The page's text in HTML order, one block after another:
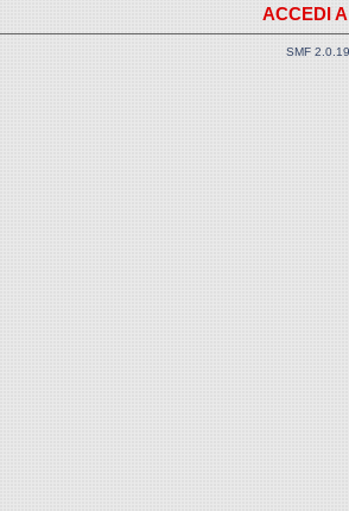
ACCEDI
SMF 2.0.19